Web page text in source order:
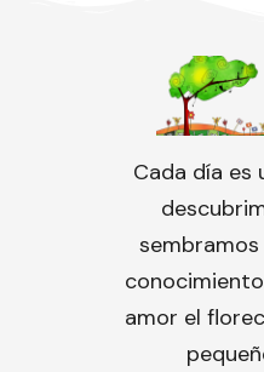
Cada día es
sembramos
amor el